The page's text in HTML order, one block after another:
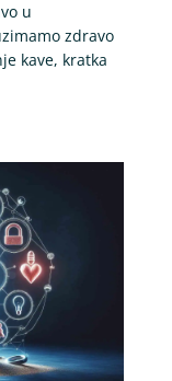
u
zdravo
kave, kratka